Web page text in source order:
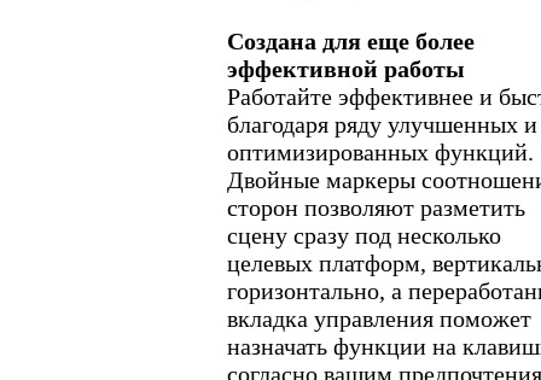
Создана для еще более
эффективной работы
Работайте эффективнее и
благодаря ряду улучшенных и
оптимизированных функций.
Двойные маркеры
сторон позволяют разметить
сцену сразу под несколько
целевых платформ,
горизонтально, а
вкладка управления поможет
назначать функции на
согласно вашим